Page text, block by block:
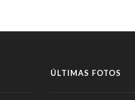
ÚLTIMAS FOTOS